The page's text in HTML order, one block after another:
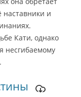
и
Кати, однако
несгибаемому